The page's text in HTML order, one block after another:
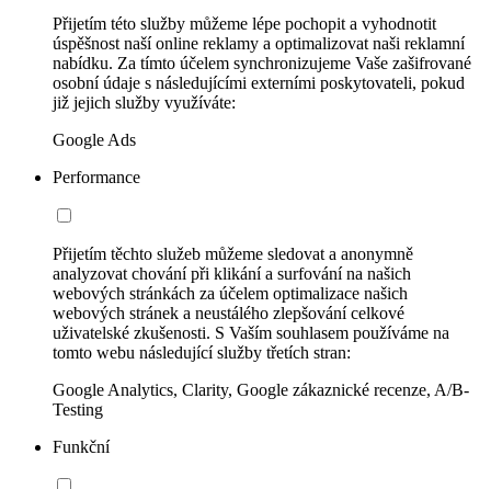
Přijetím této služby můžeme lépe pochopit a vyhodnotit
úspěšnost naší online reklamy a optimalizovat naši reklamní
nabídku. Za tímto účelem synchronizujeme Vaše zašifrované
osobní údaje s následujícími externími poskytovateli, pokud
již jejich služby využíváte:
Google Ads
Performance
Přijetím těchto služeb můžeme sledovat a anonymně
analyzovat chování při klikání a surfování na našich
webových stránkách za účelem optimalizace našich
webových stránek a neustálého zlepšování celkové
uživatelské zkušenosti. S Vaším souhlasem používáme na
tomto webu následující služby třetích stran:
Google Analytics, Clarity, Google zákaznické recenze, A/B-
Testing
Funkční